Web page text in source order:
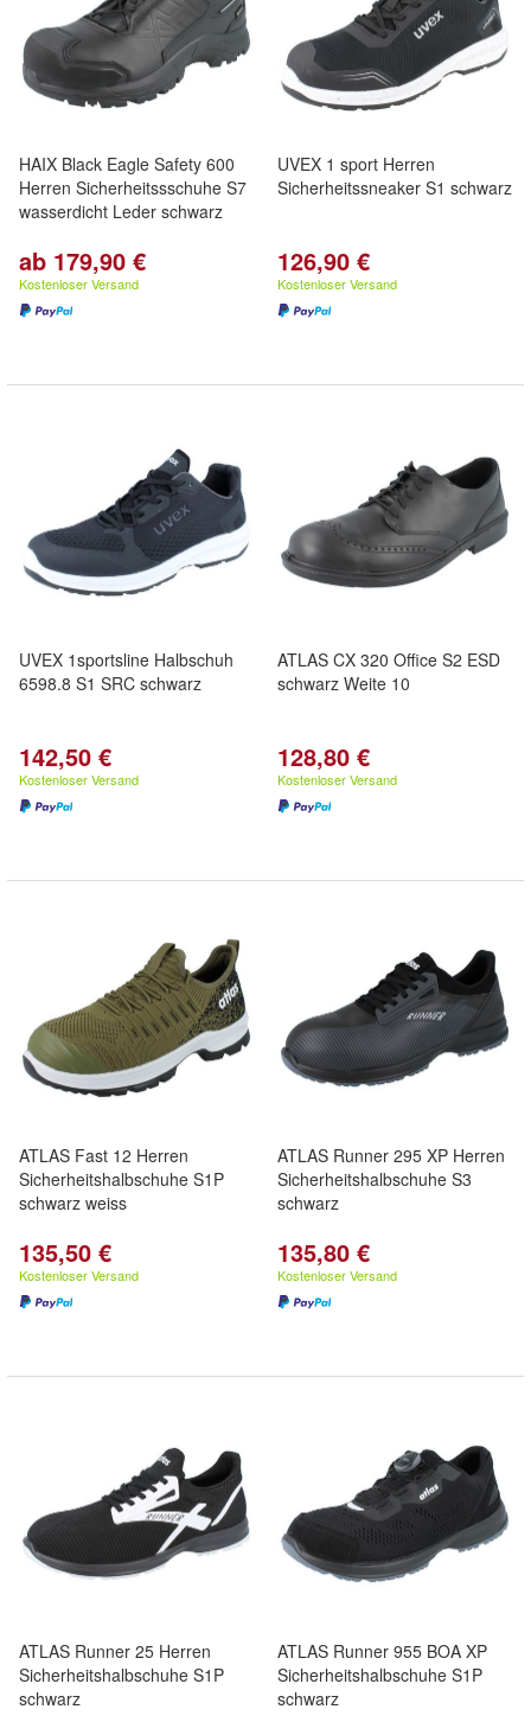
HAIX Black Eagle Safety 600
Herren Sicherheitssschuhe S7
wasserdicht Leder schwarz
ab 179,90 €
Kostenloser Versand
UVEX 1 sport Herren
Sicherheitssneaker S1 schwarz
126,90 €
Kostenloser Versand
UVEX 1sportsline Halbschuh
6598.8 S1 SRC schwarz
142,50 €
Kostenloser Versand
ATLAS CX 320 Office S2 ESD
schwarz Weite 10
128,80 €
Kostenloser Versand
ATLAS Fast 12 Herren
Sicherheitshalbschuhe S1P
schwarz weiss
135,50 €
Kostenloser Versand
ATLAS Runner 295 XP Herren
Sicherheitshalbschuhe S3
schwarz
135,80 €
Kostenloser Versand
ATLAS Runner 25 Herren
Sicherheitshalbschuhe S1P
schwarz
ATLAS Runner 955 BOA XP
Sicherheitshalbschuhe S1P
schwarz